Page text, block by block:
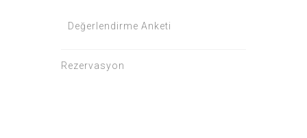
Değerlendirme Anketi
Rezervasyon